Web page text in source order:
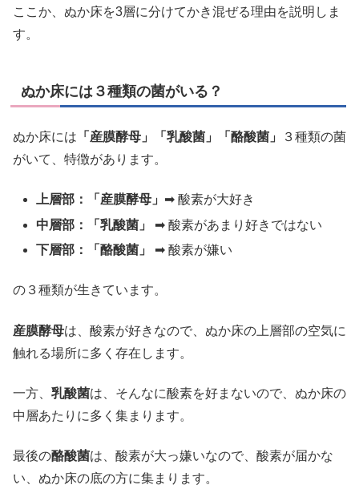
ここか、ぬか床を3層に分けてかき混ぜる理由を説明しま
す。
ぬか床には３種類の菌がいる？
ぬか床には 「産膜酵母」「乳酸菌」「酪酸菌」
３種類の菌
がいて、特徴があります。
上層部：「産膜酵母」 ➡ 酸素が大好き
中層部：「乳酸菌」
➡ 酸素があまり好きではない
下層部：「酪酸菌」
➡ 酸素が嫌い
の３種類が生きています。
産膜酵母は、酸素が好きなので、ぬか床の上層部の空気に
触れる場所に多く存在します。
一方、 乳酸菌は、そんなに酸素を好まないので、ぬか床の
中層あたりに多く集まります。
最後の酪酸菌は、酸素が大っ嫌いなので、酸素が届かな
い、ぬか床の底の方に集まります。